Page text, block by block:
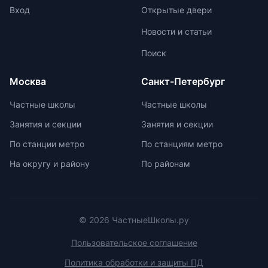
проверить наличие
государственной аккредитации,
подкладкой, водоотталкивающей
При выборе ранца проверяйте
Вход Открытые двери
Новости и статьи
Поиск
Москва
Частные школы
Занятия и секции
По станции метро
На округу и району
Санкт-Петербург
Частные школы
Занятия и секции
По станциям метро
По районам
© 2026 ЧастныеШколы.ру
Пользовательское соглашение
Политика обработки и защиты ПД